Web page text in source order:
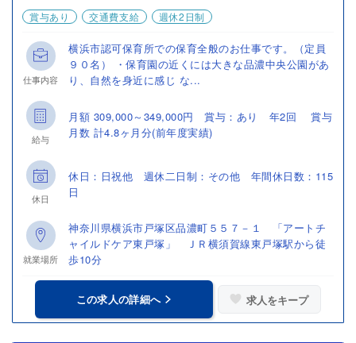
賞与あり
交通費支給 週休2日制
仕事内容
横浜市認可保育所での保育全般のお仕事です。（定員
９０名） ・保育園の近くには大きな品濃中央公園があ
り、自然を身近に感じ な...
給与
月額 309,000～349,000円 賞与：あり 年2回 賞与
月数 計4.8ヶ月分(前年度実績)
休日
休日：日祝他 週休二日制：その他 年間休日数：115
日
就業場所
神奈川県横浜市戸塚区品濃町５５７－１ 「アートチ
ャイルドケア東戸塚」 ＪＲ横須賀線東戸塚駅から徒
歩10分
この求人の詳細へ 求人をキープ